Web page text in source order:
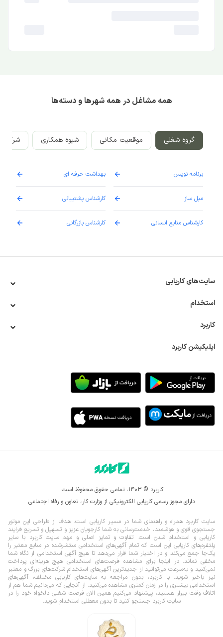
همه مشاغل در همه شهرها و دسته‌ها
گروه شغلی موقعیت مکانی شیوه همکاری
برنامه نویس
مبل ساز
کارشناس منابع انسانی
بهداشت حرفه ای
کارشناس پشتیبانی
کارشناس بازرگانی
سایت‌های کاریابی
استخدام
کاربرد
اپلیکیشن کاربرد
کاربرد © ۱۴۰۳، تمامی حقوق محفوظ است.
دارای مجوز رسمی کاریابی الکترونیکی از وزارت کار، تعاون و رفاه اجتماعی
سایت کاربرد همراه و راهنمای شما در مسیر کاریابی است. هدف از طراحی این موتور
جستجوی قوی و هوشمند، خدمت‌رسانی به شما کارجویان عزیز و تسهیل و تسریع فرایند
کاریابی و استخدام شدن است. تفاوت و تمایز اصلی و مهم سایت کاربرد با سایر
پلتفرم‌های کاریابی این است که تمام آگهی‌های استخدامی منتشرشده در منابع معتبر را
یک‌‌جا جمع می‌کند و در اختیار شما قرار می‌‌‌دهد تا هیچ آگهی استخدامی از نگاه شما
مخفی نماند.در اینجا برای مشاهده فرصت‌های استخدامی هیچ هزینه‌ای پرداخت
نمی‌کنید و به‌سرعت می‌توانید از جدیدترین آگهی‌های استخدام شرکت‌های بزرگ و معتبر
نیز باخبر شوید. با کاربرد، بدون مراجعه به سایت‌های کاریابی مختلف، آگهی‌های
استخدامی بیشتری را در زمان کمتری مشاهده می‌کنید. از آنجایی که می‌دانیم شما هم از
اتلاف وقت بیزار هستید، پیشنهاد می‌کنیم همین الان فرصت شغلی دلخواه خود را در
سایت کاربرد جستجو کنید تا بدون معطلی استخدام شوید.